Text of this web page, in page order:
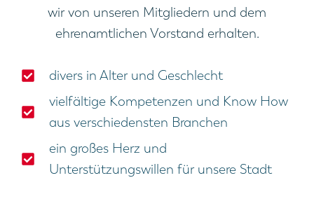
wir von unseren Mitgliedern und dem
ehrenamtlichen Vorstand erhalten.
divers in Alter und Geschlecht
vielfältige Kompetenzen und Know How
aus verschiedensten Branchen
ein großes Herz und
Unterstützungswillen für unsere Stadt